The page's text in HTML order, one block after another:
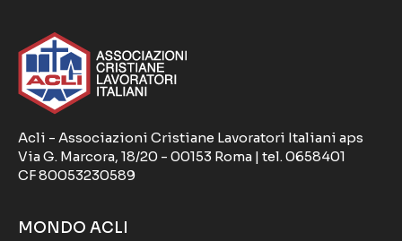
Acli - Associazioni Cristiane Lavoratori Italiani aps
Via G. Marcora, 18/20 - 00153 Roma | tel. 0658401
CF 80053230589
MONDO ACLI